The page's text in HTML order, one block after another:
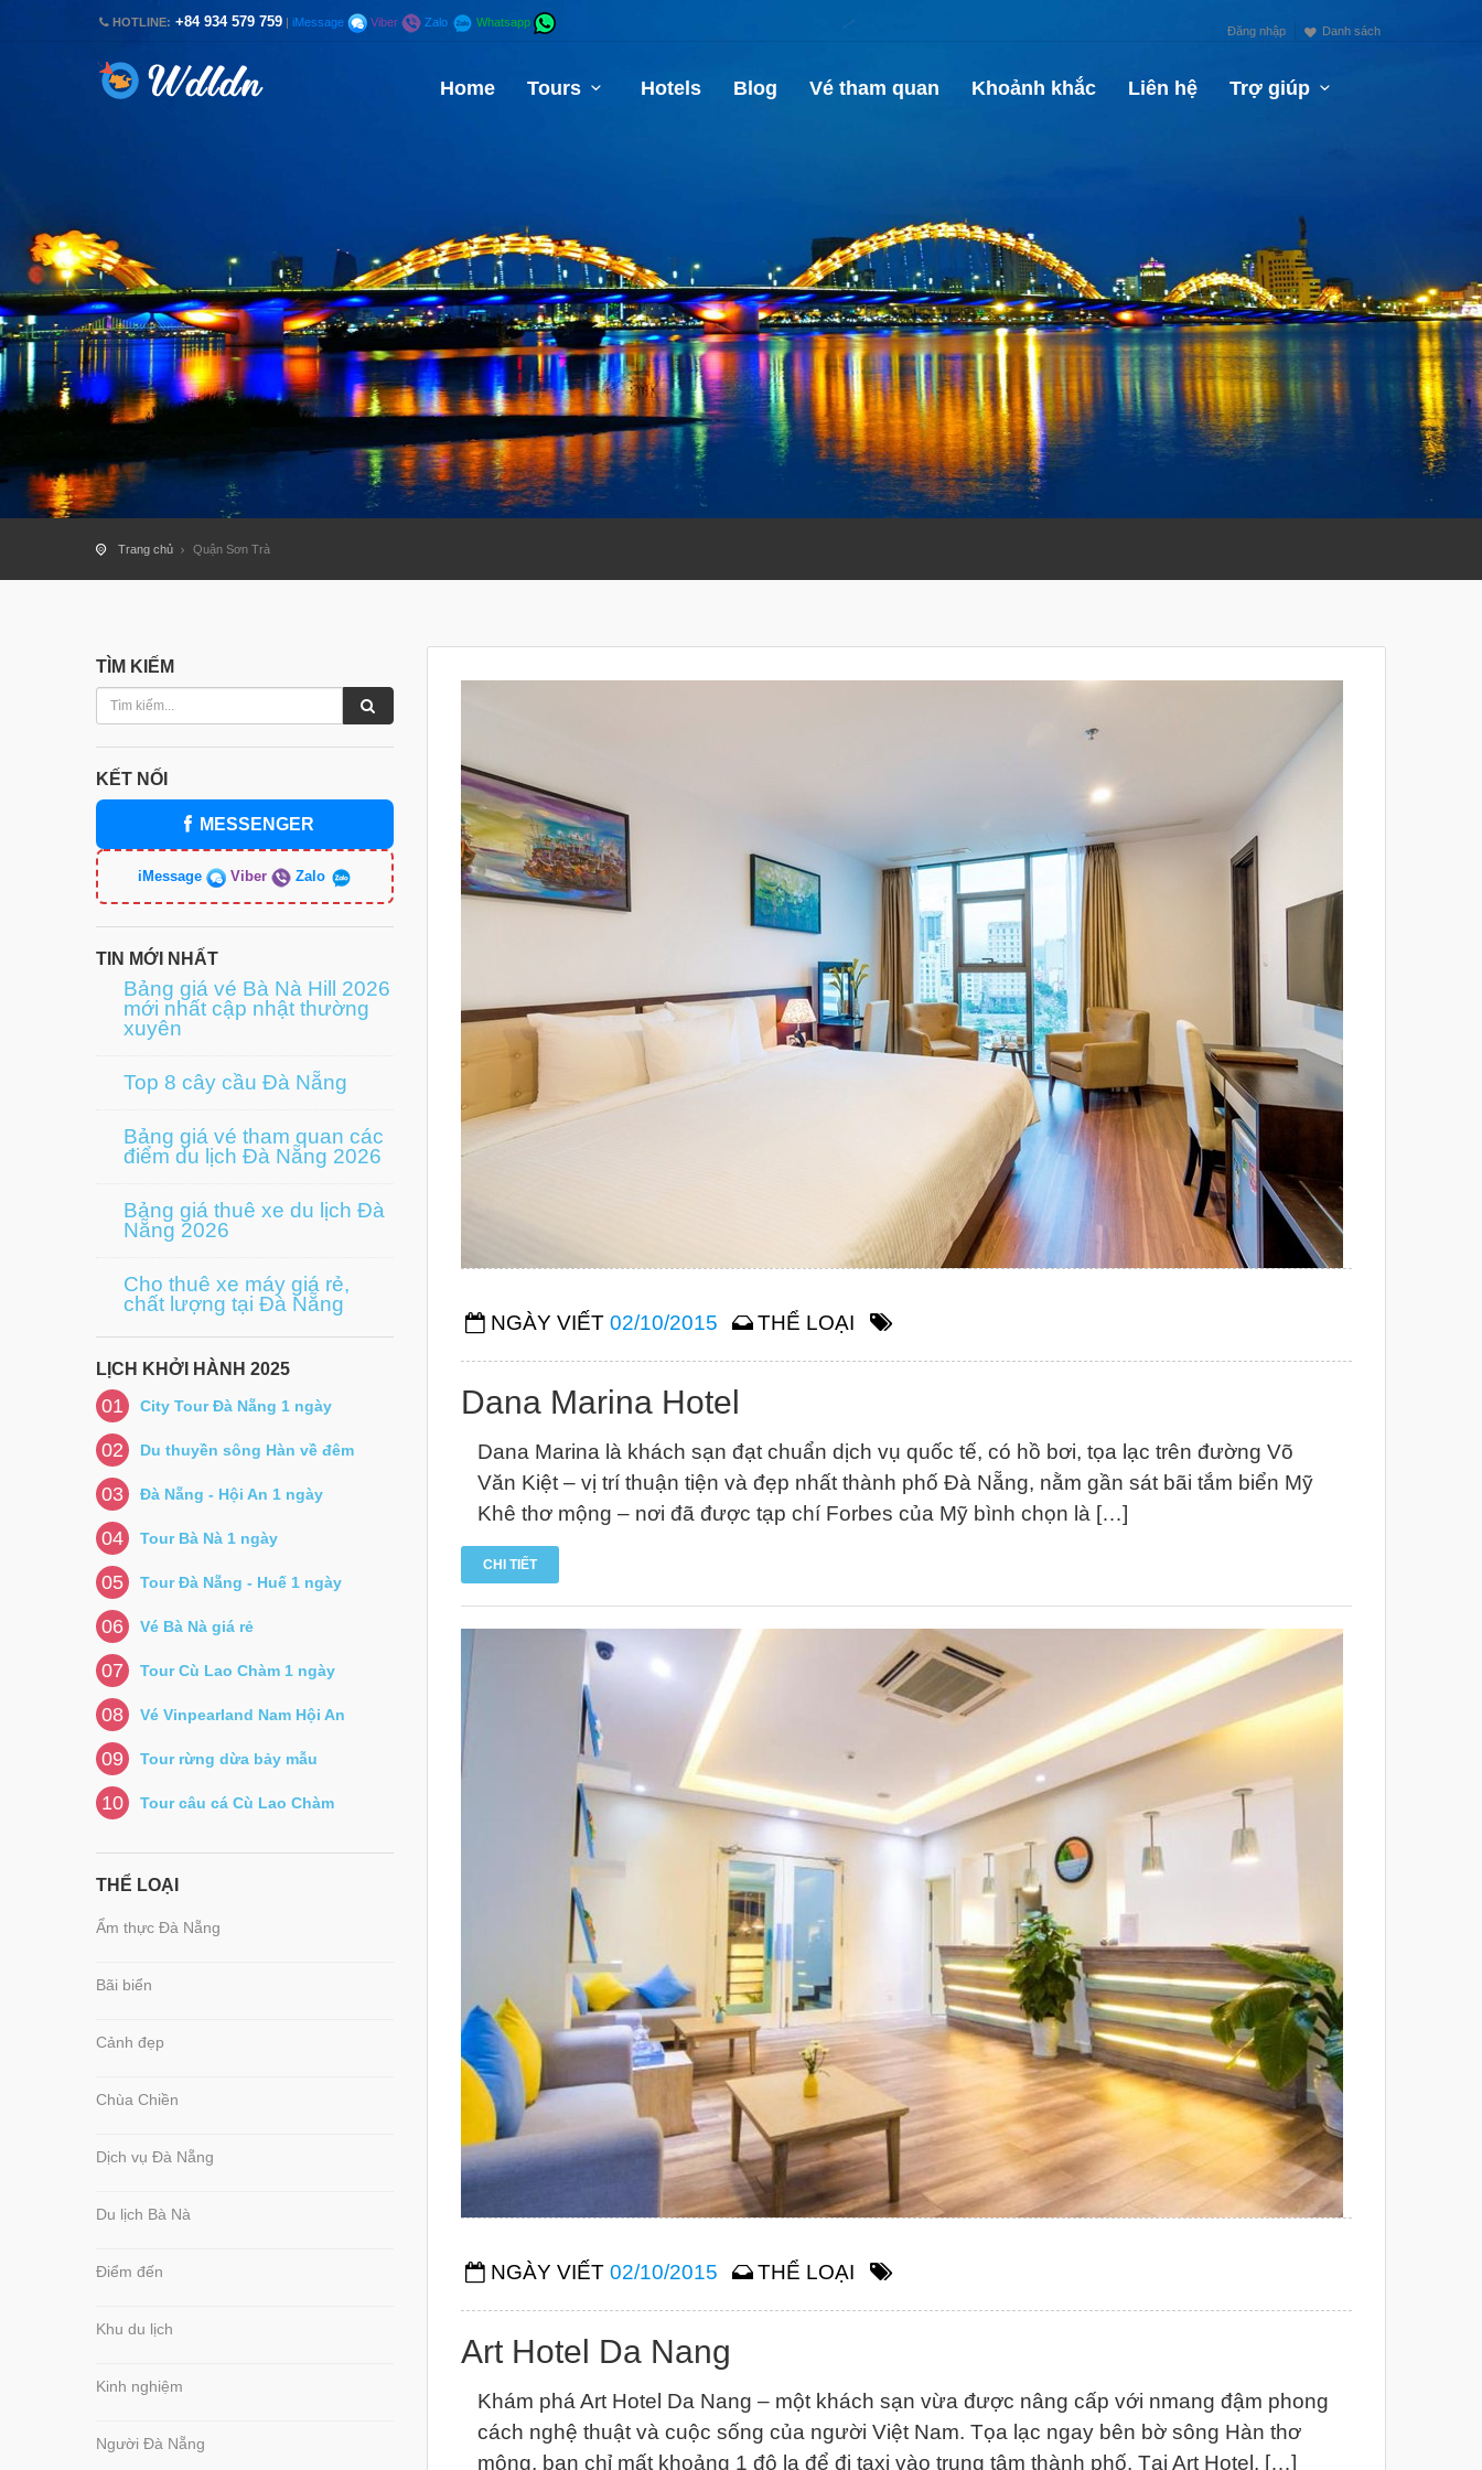
HOTLINE: +84 934 579 759 |iMessage Viber Zalo Whatsapp
Đăng nhập Danh sách
Home Tours Hotels Blog Vé tham quan Khoảnh khắc Liên hệ Trợ giúp
Trang chủ Quận Sơn Trà
TÌM KIẾM
KẾT NỐI
MESSENGER
iMessage Viber Zalo
TIN MỚI NHẤT
Bảng giá vé Bà Nà Hill 2026
mới nhất cập nhật thường
xuyên
Top 8 cây cầu Đà Nẵng
Bảng giá vé tham quan các
điểm du lịch Đà Nẵng 2026
Bảng giá thuê xe du lịch Đà
Nẵng 2026
Cho thuê xe máy giá rẻ,
chất lượng tại Đà Nẵng
LỊCH KHỞI HÀNH 2025
01 City Tour Đà Nẵng 1 ngày
02 Du thuyền sông Hàn về đêm
03 Đà Nẵng - Hội An 1 ngày
04 Tour Bà Nà 1 ngày
05 Tour Đà Nẵng - Huế 1 ngày
06 Vé Bà Nà giá rẻ
07 Tour Cù Lao Chàm 1 ngày
08 Vé Vinpearland Nam Hội An
09 Tour rừng dừa bảy mẫu
10 Tour câu cá Cù Lao Chàm
THỂ LOẠI
Ẩm thực Đà Nẵng
Bãi biển
Cảnh đẹp
Chùa Chiền
Dịch vụ Đà Nẵng
Du lịch Bà Nà
Điểm đến
Khu du lịch
Kinh nghiệm
Người Đà Nẵng
NGÀY VIẾT 02/10/2015 THỂ LOẠI
Dana Marina Hotel
Dana Marina là khách sạn đạt chuẩn dịch vụ quốc tế, có hồ bơi, tọa lạc trên đường Võ
Văn Kiệt – vị trí thuận tiện và đẹp nhất thành phố Đà Nẵng, nằm gần sát bãi tắm biển Mỹ
Khê thơ mộng – nơi đã được tạp chí Forbes của Mỹ bình chọn là […]
CHI TIẾT
NGÀY VIẾT 02/10/2015 THỂ LOẠI
Art Hotel Da Nang
Khám phá Art Hotel Da Nang – một khách sạn vừa được nâng cấp với nmang đậm phong
cách nghệ thuật và cuộc sống của người Việt Nam. Tọa lạc ngay bên bờ sông Hàn thơ
mộng, bạn chỉ mất khoảng 1 đô la để đi taxi vào trung tâm thành phố. Tại Art Hotel, […]